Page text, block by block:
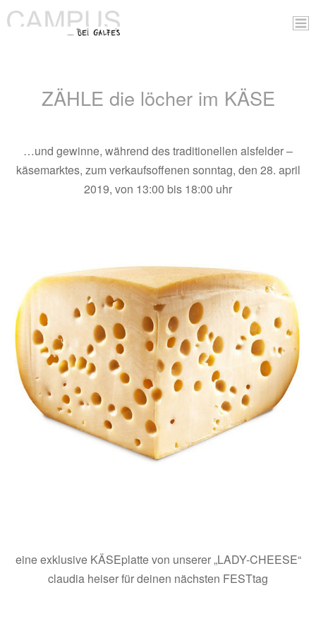
ZÄHLE die löcher im KÄSE
…und gewinne, während des traditionellen alsfelder –
käsemarktes, zum verkaufsoffenen sonntag, den 28. april
2019, von 13:00 bis 18:00 uhr
eine exklusive KÄSEplatte von unserer „LADY-CHEESE“
claudia heiser für deinen nächsten FESTtag